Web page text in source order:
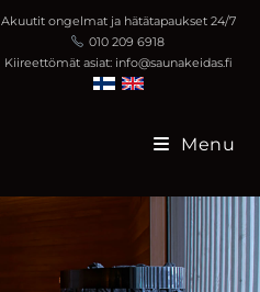
Akuutit ongelmat ja hätätapaukset 24/7
010 209 6918
Kiireettömät asiat: info@saunakeidas.fi
Menu